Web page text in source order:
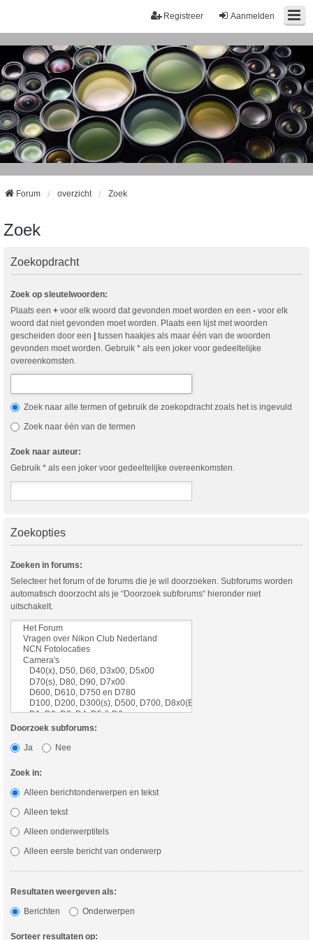
Aanmelden
Registreer
Forum overzicht Zoek
Zoek
Zoekopdracht
Zoek op sleutelwoorden:
Plaats een + voor elk woord dat gevonden moet worden en een - voor elk
woord dat niet gevonden moet worden. Plaats een lijst met woorden
gescheiden door een | tussen haakjes als maar één van de woorden
gevonden moet worden. Gebruik * als een joker voor gedeeltelijke
overeenkomsten.
Zoek naar alle termen of gebruik de zoekopdracht zoals het is ingevuld
Zoek naar één van de termen
Zoek naar auteur:
Gebruik * als een joker voor gedeeltelijke overeenkomsten.
Zoekopties
Zoeken in forums:
Selecteer het forum of de forums die je wil doorzoeken. Subforums worden
automatisch doorzocht als je “Doorzoek subforums“ hieronder niet
uitschakelt.
Doorzoek subforums:
Ja
Nee
Zoek in:
Alleen berichtonderwerpen en tekst
Alleen tekst
Alleen onderwerptitels
Alleen eerste bericht van onderwerp
Resultaten weergeven als:
Berichten
Onderwerpen
Sorteer resultaten op: